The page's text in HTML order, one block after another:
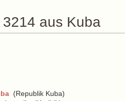
aus Kuba
(Republik Kuba)